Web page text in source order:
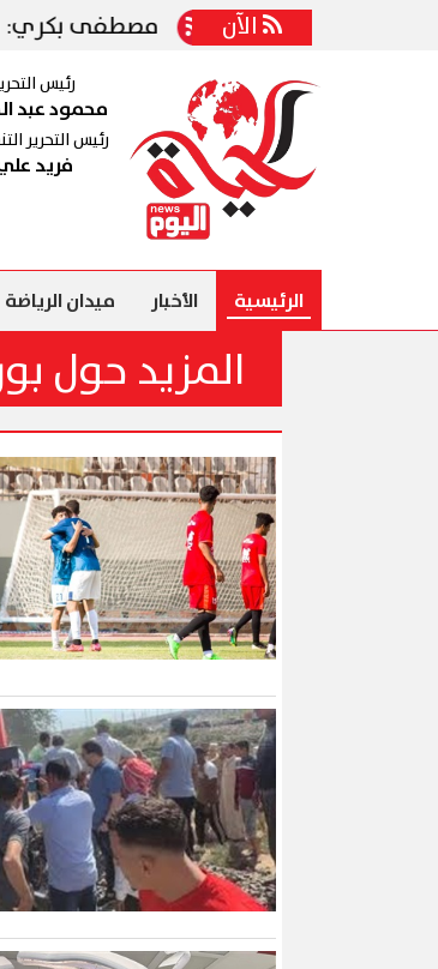
الآن
مصطفى بكري: يوجد فئات
رئيس
محمود عبد
رئيس التحرير
فريد
الرئيسية الأخبار ميدان الرياضة
المزيد حول